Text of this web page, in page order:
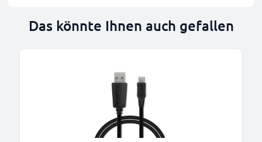
Das könnte Ihnen auch gefallen